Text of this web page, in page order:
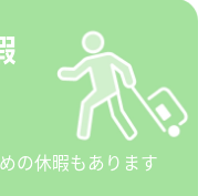
の休暇もあります